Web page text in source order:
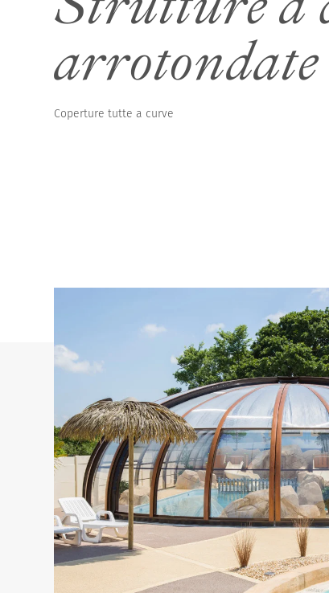
Coperture
arrotondate
Coperture tutte a curve